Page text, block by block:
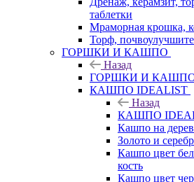
таблетки
Мраморная крошка,
Торф,
ГОРШКИ И КАШПО
Назад
ГОРШКИ И
КАШПО IDEALIST
Назад
КАШПО
Кашпо на
Золото и
Кашпо цвет
кость
Кашпо цвет